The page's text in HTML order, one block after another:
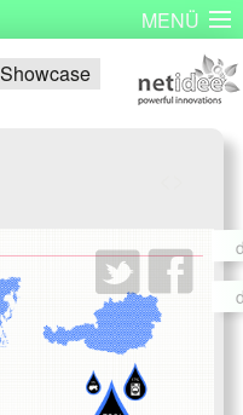
MENÜ
Dinge
Impressum